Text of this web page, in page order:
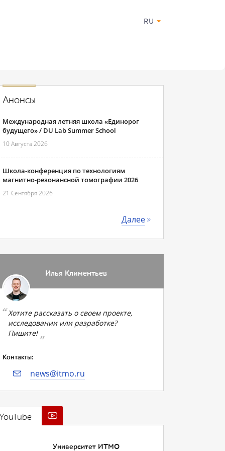
RU
Анонсы
Международная летняя школа «Единорог
будущего» / DU Lab Summer School
10 Августа 2026
Школа-конференция по технологиям
магнитно-резонансной томографии 2026
21 Сентября 2026
Далее
Илья Климентьев
Хотите рассказать о своем проекте,
исследовании или разработке?
Пишите!
Контакты:
news@itmo.ru
Университет ИТМО